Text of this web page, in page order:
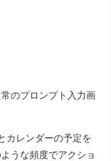
のプロンプト入力画
カレンダーの予定を
うな頻度でアクショ